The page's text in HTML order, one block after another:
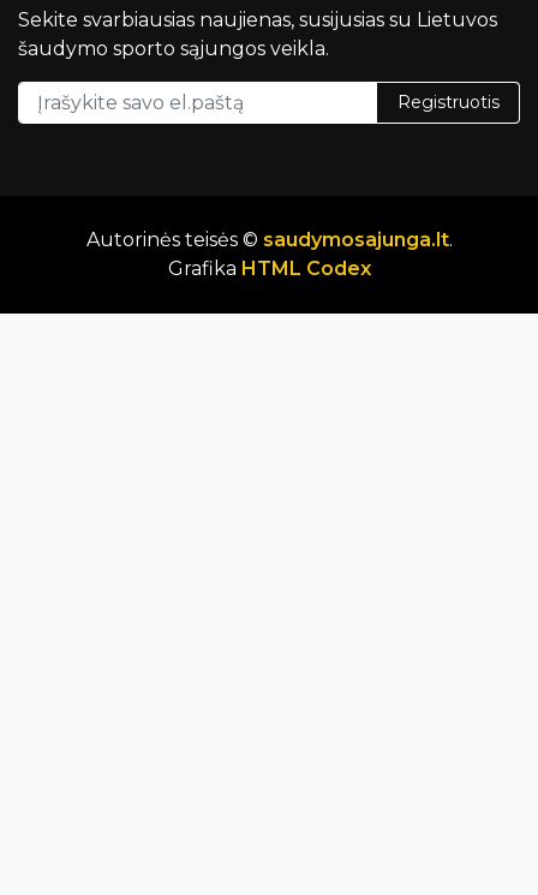
Sekite svarbiausias naujienas, susijusias su Lietuvos
šaudymo sporto sąjungos veikla.
Registruotis
Autorinės teisės © saudymosajunga.lt.
Grafika HTML Codex